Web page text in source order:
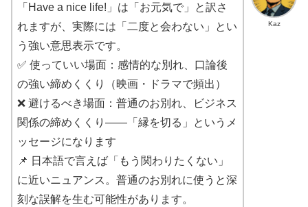
Kaz
「Have a nice life!」は「お元気で」と訳さ
れますが、実際には「二度と会わない」とい
う強い意思表示です。
✅ 使っていい場面：感情的な別れ、口論後
の強い締めくくり（映画・ドラマで頻出）
❌ 避けるべき場面：普通のお別れ、ビジネス
関係の締めくくり——「縁を切る」というメ
ッセージになります
📌 日本語で言えば「もう関わりたくない」
に近いニュアンス。普通のお別れに使うと深
刻な誤解を生む可能性があります。